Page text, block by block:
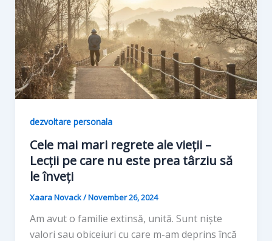
dezvoltare personala
Cele mai mari regrete ale vieții –
Lecții pe care nu este prea târziu să
le înveți
Xaara Novack/November 26, 2024
Am avut o familie extinsă, unită. Sunt niște
valori sau obiceiuri cu care m-am deprins încă